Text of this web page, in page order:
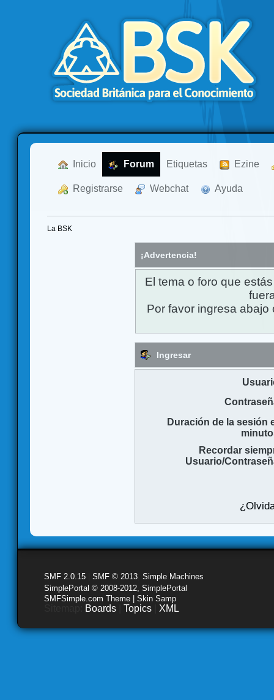
Inicio Forum Etiquetas Ezine
Registrarse Webchat Ayuda
La BSK
¡Advertencia!
El tema o foro que
Por favor ingresa
Ingresar
Duración de la sesión
Recordar
Usuario/
SMF 2.0.15 SMF © 2013 Simple Machines
SimplePortal © 2008-2012, SimplePortal
SMFSimple.com Theme | Skin Samp
Boards Topics XML